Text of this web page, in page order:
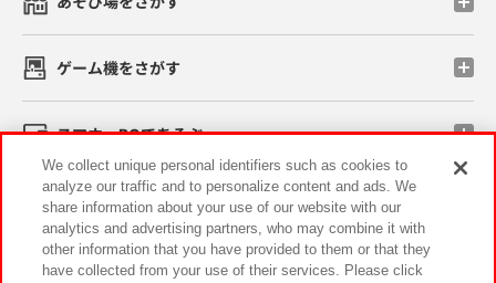
ゲーム機をさがす
スマホ・PCであそぶ
イベント・キャンペーン
We collect unique personal identifiers such as cookies to
analyze our traffic and to personalize content and ads. We
share information about your use of our website with our
analytics and advertising partners, who may combine it with
other information that you have provided to them or that they
have collected from your use of their services. Please click